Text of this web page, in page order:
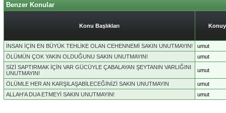
Benzer Konular
Konu Başlıkları
İNSAN İÇİN EN BÜYÜK TEHLİKE OLAN CEHENNEMİ SAKIN UNUTMAYIN!
umut
ÖLÜMÜN ÇOK YAKIN OLDUĞUNU SAKIN UNUTMAYIN!
umut
SİZİ SAPTIRMAK İÇİN VAR GÜCÜYLE ÇABALAYAN ŞEYTANIN VARLIĞINI
UNUTMAYIN!
umut
ÖLÜMLE HER AN KARŞILAŞABİLECEĞİNİZİ SAKIN UNUTMAYIN
umut
ALLAH'A DUA ETMEYİ SAKIN UNUTMAYIN!
umut